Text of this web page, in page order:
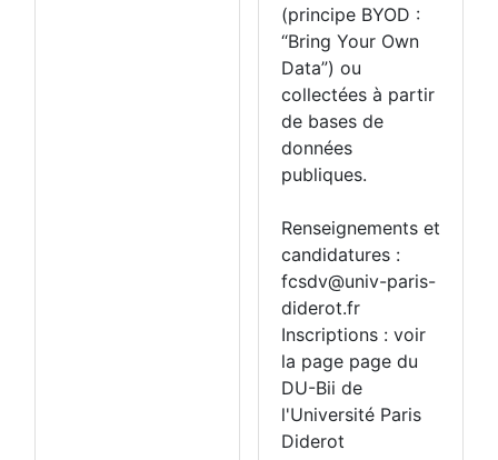
(principe BYOD :
“Bring Your Own
Data”) ou
collectées à partir
de bases de
données
publiques.
Renseignements et
candidatures :
fcsdv@univ-paris-
diderot.fr
Inscriptions : voir
la page page du
DU-Bii de
l'Université Paris
Diderot